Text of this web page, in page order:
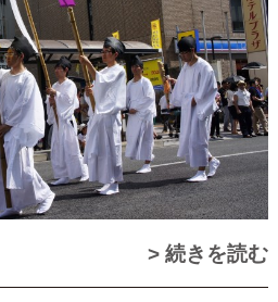
> 続きを読む